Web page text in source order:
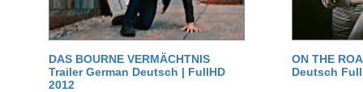
DAS BOURNE VERMÄCHTNIS
Trailer German Deutsch | FullHD
2012
ON THE
Deutsch